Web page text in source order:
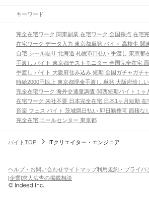
キーワード
完全在宅ワーク 関東副業 在宅ワーク 全国採点 在宅
在宅ワーク データ入力 東京都単発 バイト 高校生 関
自宅 シール貼り 北海道 札幌市日払い 手渡し 東京都
手渡し バイト 東京都テストモニター 全国完全在宅
手渡し バイト 大阪府住み込み 短期 全国ガチャガチ
時給2000円以上 東京都現金手渡し 単発 大阪府珍し
完全在宅ワーク 海外交通量調査 関西短期バイト１ヶ
在宅ワーク 来社不要 日本完全在宅 日本1ヶ月短期 在
音楽 フェス バイト 茨城県 日払い 即日勤務可 面接な
完全在宅 コールセンター 東京都
バイトTOP ITクリエイター・エンジニア
ヘルプ・お問い合わせサイトマップ利用規約・プライバ
[企業]求人広告の掲載相談